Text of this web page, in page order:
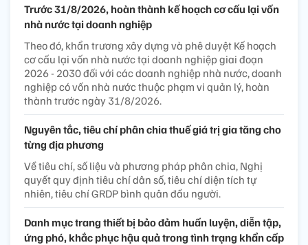
Trước 31/8/2026, hoàn thành kế hoạch cơ cấu lại vốn
nhà nước tại doanh nghiệp
Theo đó, khẩn trương xây dựng và phê duyệt Kế hoạch
cơ cấu lại vốn nhà nước tại doanh nghiệp giai đoạn
2026 - 2030 đối với các doanh nghiệp nhà nước, doanh
nghiệp có vốn nhà nước thuộc phạm vi quản lý, hoàn
thành trước ngày 31/8/2026.
Nguyên tắc, tiêu chí phân chia thuế giá trị gia tăng cho
từng địa phương
Về tiêu chí, số liệu và phương pháp phân chia, Nghị
quyết quy định tiêu chí dân số, tiêu chí diện tích tự
nhiên, tiêu chí GRDP bình quân đầu người.
Danh mục trang thiết bị bảo đảm huấn luyện, diễn tập,
ứng phó, khắc phục hậu quả trong tình trạng khẩn cấp